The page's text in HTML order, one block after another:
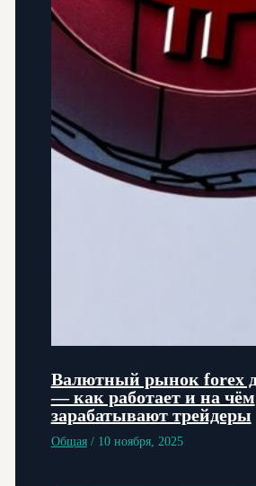
Валютный рынок forex
— как работает и на чём
зарабатывают трейдеры
Общая/ 10 ноября, 2025